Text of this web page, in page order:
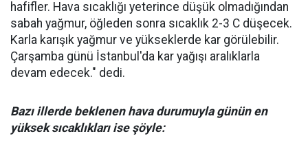
hafifler. Hava sıcaklığı yeterince düşük olmadığından
sabah yağmur, öğleden sonra sıcaklık 2-3 C düşecek.
Karla karışık yağmur ve yükseklerde kar görülebilir.
Çarşamba günü İstanbul'da kar yağışı aralıklarla
devam edecek." dedi.
Bazı illerde beklenen hava durumuyla günün en
yüksek sıcaklıkları ise şöyle: